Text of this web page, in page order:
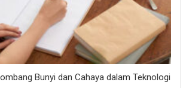
Bunyi dan Cahaya dalam Teknologi